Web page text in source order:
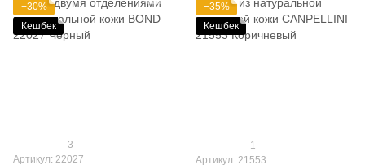
−30%
Кешбек
3
Артикул: 22027
−35%
Кешбек
1
Артикул: 21553